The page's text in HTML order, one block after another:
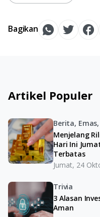
Bagikan
Artikel Populer
Berita,
Menjelang
Hari Ini
Terbatas
Jumat, 24
Trivia
3 Alasan
Aman